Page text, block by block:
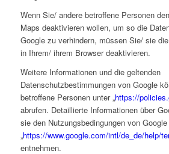
Wenn Sie/ andere betroffene Personen
Maps deaktivieren wollen, um so die
Google zu verhindern, müssen Sie/ sie
in Ihrem/ ihrem Browser deaktivieren.
Weitere Informationen und die geltenden
Datenschutzbestimmungen von Google
betroffene Personen unter „https://
abrufen. Detaillierte Informationen über
sie den Nutzungsbedingungen von
„https://www.google.com/intl/de_de/help/
entnehmen.